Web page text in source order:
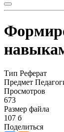
Тип Реферат
Предмет
Просмотров
673
Размер файла
107 б
Поделиться